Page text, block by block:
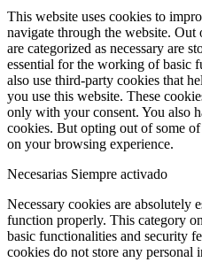
This website uses cookies to
navigate through the website. Out
are categorized as necessary are
essential for the working of basic
also use third-party cookies that
you use this website. These
only with your consent. You also
cookies. But opting out of some
on your browsing experience.
Necesarias Siempre activado
Necessary cookies are absolutely
function properly. This category
basic functionalities and security
cookies do not store any personal